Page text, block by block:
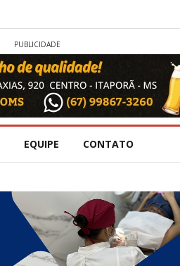
PUBLICIDADE
EQUIPE CONTATO